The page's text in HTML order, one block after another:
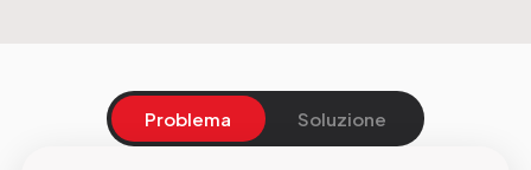
Problema Soluzione